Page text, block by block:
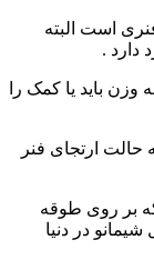
است البته
دارد .
باید یا کمک را
ارتجای فنر
بر روی طوقه
در دنیا